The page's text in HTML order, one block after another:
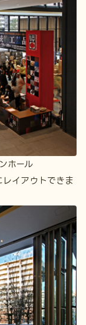
ホール
イアウトできま